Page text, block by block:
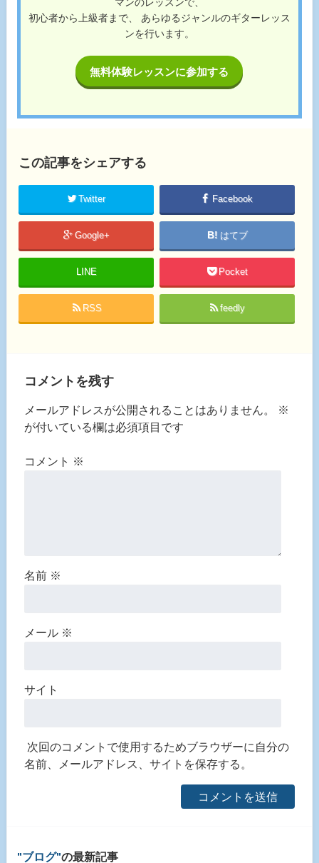
マンのレッスンで、
初心者から上級者まで、 あらゆるジャンルのギターレッス
ンを行います。
無料体験レッスンに参加する
この記事をシェアする
Twitter Facebook
Google+ はてブ
LINE Pocket
RSS feedly
コメントを残す
メールアドレスが公開されることはありません。
※
が付いている欄は必須項目です
コメント ※
名前 ※
メール ※
サイト
次回のコメントで使用するためブラウザーに自分の
名前、メールアドレス、サイトを保存する。
ブログ の最新記事